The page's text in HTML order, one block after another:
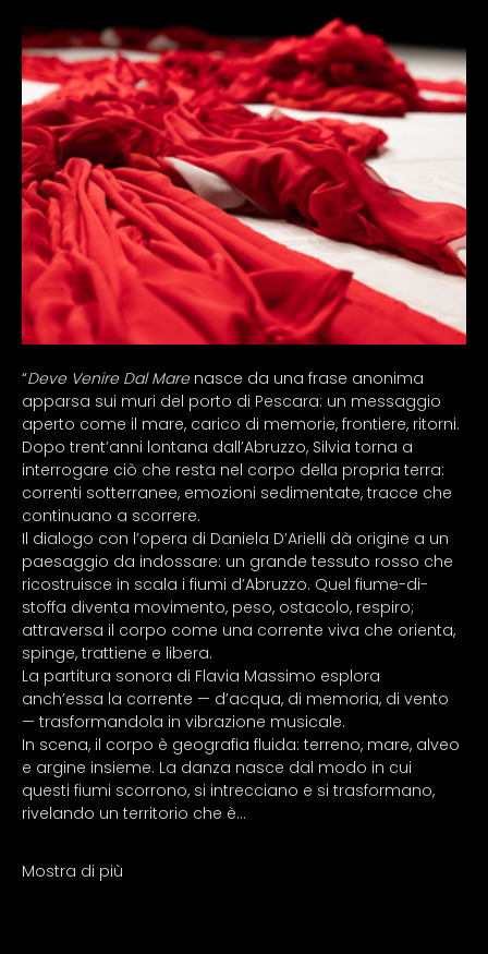
“Deve Venire Dal Mare nasce da una frase anonima
apparsa sui muri del porto di Pescara: un messaggio
aperto come il mare, carico di memorie, frontiere, ritorni.
Dopo trent’anni lontana dall’Abruzzo, Silvia torna a
interrogare ciò che resta nel corpo della propria terra:
correnti sotterranee, emozioni sedimentate, tracce che
continuano a scorrere.
Il dialogo con l’opera di Daniela D’Arielli dà origine a un
paesaggio da indossare: un grande tessuto rosso che
ricostruisce in scala i fiumi d’Abruzzo. Quel fiume-di-
stoffa diventa movimento, peso, ostacolo, respiro;
attraversa il corpo come una corrente viva che orienta,
spinge, trattiene e libera.
La partitura sonora di Flavia Massimo esplora
anch’essa la corrente — d’acqua, di memoria, di vento
— trasformandola in vibrazione musicale.
In scena, il corpo è geografia fluida: terreno, mare, alveo
e argine insieme. La danza nasce dal modo in cui
questi fiumi scorrono, si intrecciano e si trasformano,
rivelando un territorio che è…
Mostra di più